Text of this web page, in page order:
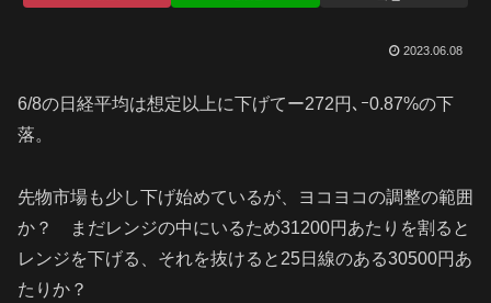
2023.06.08
6/8の日経平均は想定以上に下げてー272円､ｰ0.87%の下
落。
先物市場も少し下げ始めているが、ヨコヨコの調整の範囲
か？ まだレンジの中にいるため31200円あたりを割ると
レンジを下げる、それを抜けると25日線のある30500円あ
たりか？